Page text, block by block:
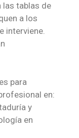
tablas de
a los
interviene.
para
en:
y
en